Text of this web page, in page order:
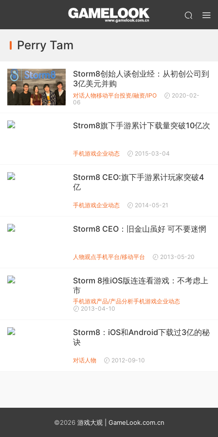
Perry Tam
Storm8创始人谈创业经：从初创公司到
3亿美元并购
对话人物移动平台投资/融资/IPO
2020-02-
06
Strom8旗下手游累计下载量突破10亿次
手机游戏企业动态 2015-03-04
Storm8 CEO:旗下手游累计玩家突破4
亿
手机游戏企业动态 2014-05-21
Storm8 CEO：旧金山虽好 可不要迷惘
人物观点手机平台/移动平台 2013-05-20
Storm 8推iOS版连连看游戏：不考虑上
市
手机游戏产品/产品分析手机游戏企业动态
2013-04-10
Storm8：iOS和Android下载过3亿的秘
诀
对话人物 2012-09-10
©2026 游戏大观 | GameLook.com.cn